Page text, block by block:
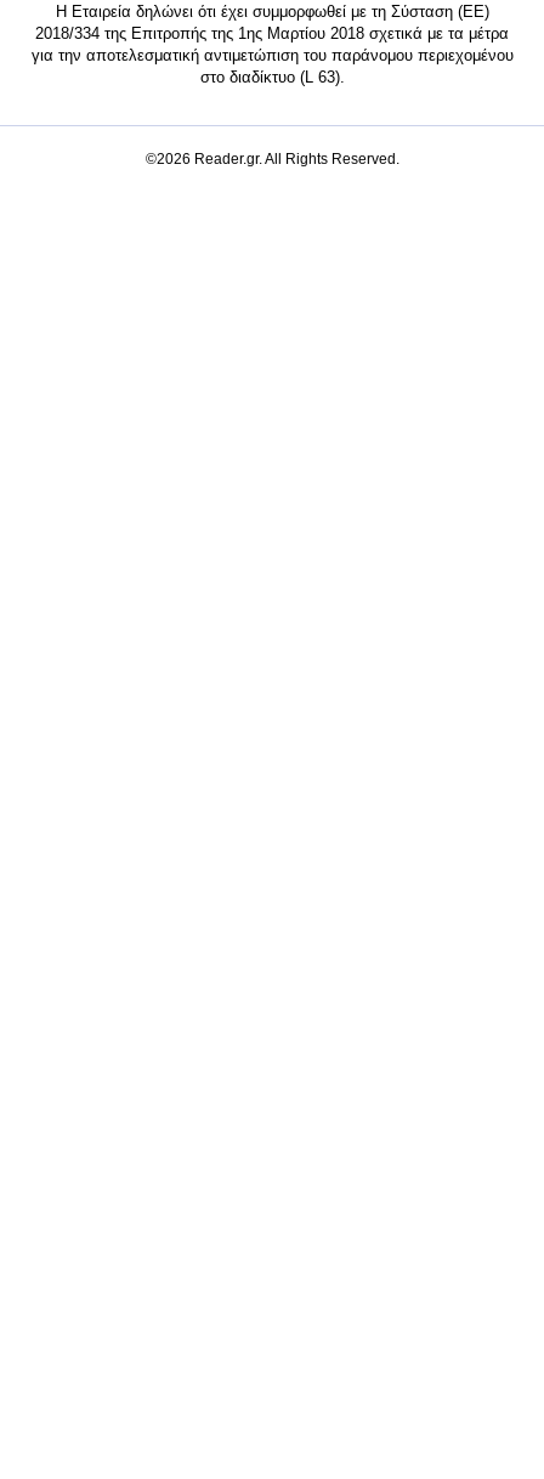
Η Εταιρεία δηλώνει ότι έχει συμμορφωθεί με τη Σύσταση (ΕΕ)
2018/334 της Επιτροπής της 1ης Μαρτίου 2018 σχετικά με τα μέτρα
για την αποτελεσματική αντιμετώπιση του παράνομου περιεχομένου
στο διαδίκτυο (L 63).
©2026 Reader.gr. All Rights Reserved.